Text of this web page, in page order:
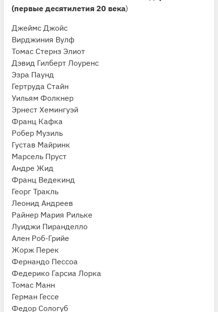
(первые десятилетия 20 века)
Джеймс Джойс
Вирджиния Вулф
Томас Стернз Элиот
Дэвид Гилберт Лоуренс
Эзра Паунд
Гертруда Стайн
Уильям Фолкнер
Эрнест Хемингуэй
Франц Кафка
Робер Музиль
Густав Майринк
Марсель Пруст
Андре Жид
Франц Ведекинд
Георг Тракль
Леонид Андреев
Райнер Мария Рильке
Луиджи Пиранделло
Ален Роб-Грийе
Жорж Перек
Фернандо Пессоа
Федерико Гарсиа Лорка
Томас Манн
Герман Гессе
Федор Сологуб